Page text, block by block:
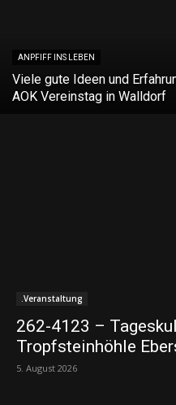
ANPFIFF INS LEBEN
Viele gute Ideen und
AOK Vereinstag in Walldorf
.Veranstaltung
262-4123 –
Tropfsteinhöhle
5. August 2026